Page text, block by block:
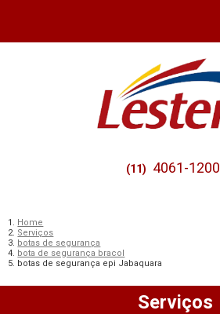
(11) 4061-1200
Home
Serviços
botas de segurança
bota de segurança bracol
botas de segurança epi Jabaquara
Serviços